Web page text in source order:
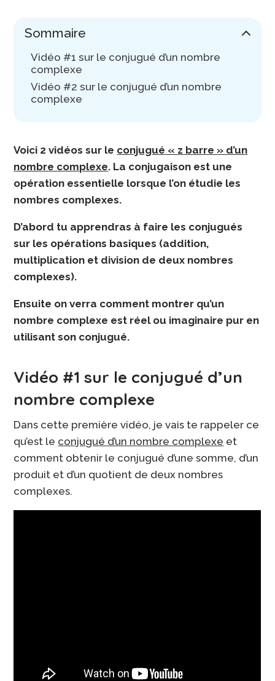
Sommaire
Vidéo #1 sur le conjugué d’un nombre
complexe
Vidéo #2 sur le conjugué d’un nombre
complexe
Voici 2 vidéos sur le conjugué « z barre » d’un
nombre complexe. La conjugaison est une
opération essentielle lorsque l’on étudie les
nombres complexes.
D’abord tu apprendras à faire les conjugués
sur les opérations basiques (addition,
multiplication et division de deux nombres
complexes).
Ensuite on verra comment montrer qu’un
nombre complexe est réel ou imaginaire pur en
utilisant son conjugué.
Vidéo #1 sur le conjugué d’un
nombre complexe
Dans cette première vidéo, je vais te rappeler ce
qu’est le conjugué d’un nombre complexe et
comment obtenir le conjugué d’une somme, d’un
produit et d’un quotient de deux nombres
complexes.